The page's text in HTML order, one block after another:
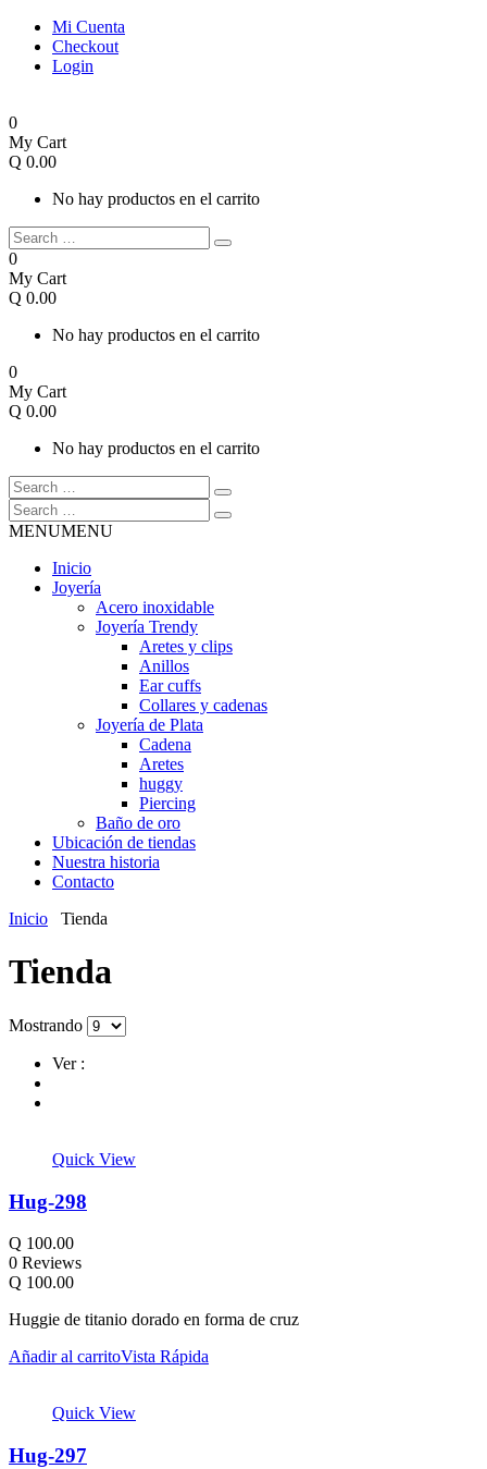
Mi Cuenta
Checkout
Login
0
My Cart
Q 0.00
No hay productos en el carrito
0
My Cart
Q 0.00
No hay productos en el carrito
0
My Cart
Q 0.00
No hay productos en el carrito
MENUMENU
Inicio
Joyería
Acero inoxidable
Joyería Trendy
Aretes y clips
Anillos
Ear cuffs
Collares y cadenas
Joyería de Plata
Cadena
Aretes
huggy
Piercing
Baño de oro
Ubicación de tiendas
Nuestra historia
Contacto
Inicio Tienda
Tienda
Mostrando
Ver :
Quick View
Hug-298
Q 100.00
0 Reviews
Q 100.00
Huggie de titanio dorado en forma de cruz
Añadir al carritoVista Rápida
Quick View
Hug-297